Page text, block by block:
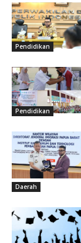
Pendidikan
Pendidikan
Daerah